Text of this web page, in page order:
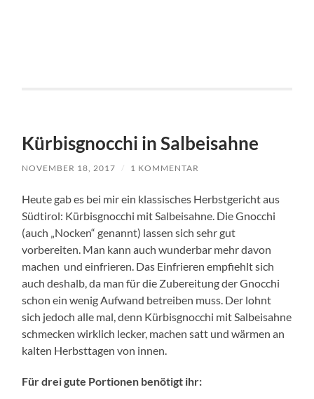
Kürbisgnocchi in Salbeisahne
NOVEMBER 18, 2017 / 1 KOMMENTAR
Heute gab es bei mir ein klassisches Herbstgericht aus
Südtirol: Kürbisgnocchi mit Salbeisahne. Die Gnocchi
(auch „Nocken“ genannt) lassen sich sehr gut
vorbereiten. Man kann auch wunderbar mehr davon
machen und einfrieren. Das Einfrieren empfiehlt sich
auch deshalb, da man für die Zubereitung der Gnocchi
schon ein wenig Aufwand betreiben muss. Der lohnt
sich jedoch alle mal, denn Kürbisgnocchi mit Salbeisahne
schmecken wirklich lecker, machen satt und wärmen an
kalten Herbsttagen von innen.
Für drei gute Portionen benötigt ihr: